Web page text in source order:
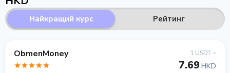
Найкращий курс Рейтинг
ObmenMoney 1 USDT =
7.69 HKD